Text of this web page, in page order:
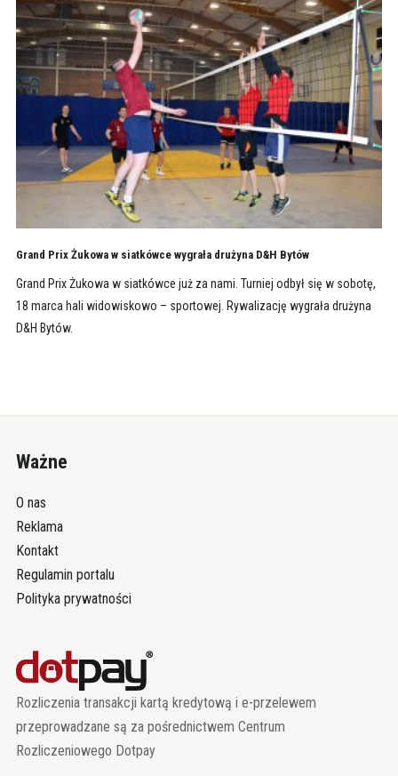
Grand Prix Żukowa w siatkówce wygrała drużyna D&H Bytów
Grand Prix Żukowa w siatkówce już za nami. Turniej odbył się w sobotę,
18 marca hali widowiskowo – sportowej. Rywalizację wygrała drużyna
D&H Bytów.
Ważne
O nas
Reklama
Kontakt
Regulamin portalu
Polityka prywatności
Rozliczenia transakcji kartą kredytową i e-przelewem
przeprowadzane są za pośrednictwem Centrum
Rozliczeniowego Dotpay